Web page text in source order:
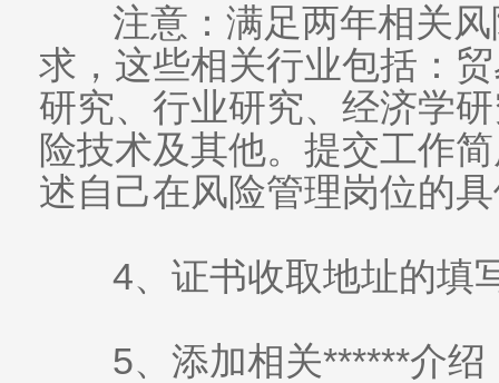
注意：满足两年相关风
求，这些相关行业包括：
研究、行业研究、经济学
险技术及其他。提交工作
述自己在风险管理岗位的
4、证书收取地址的填
5、添加相关******介绍